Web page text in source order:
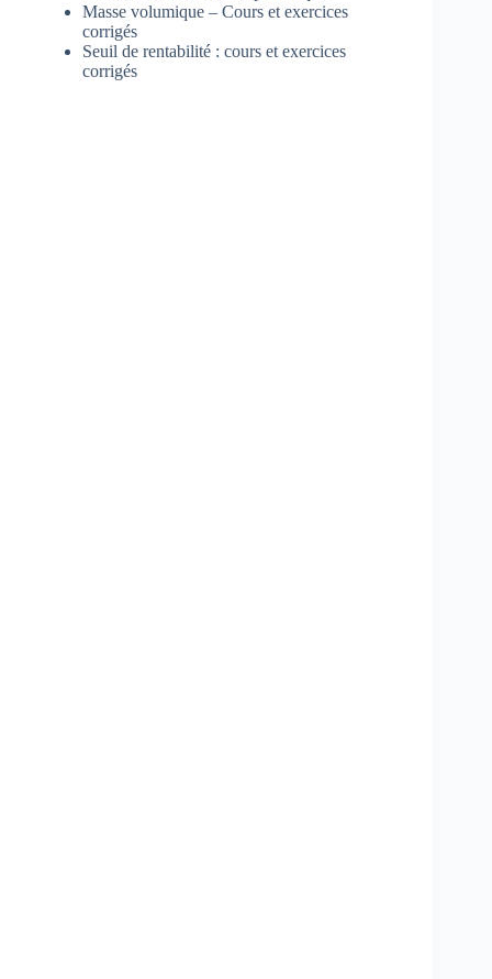
Masse volumique – Cours et exercices
corrigés
Seuil de rentabilité : cours et exercices
corrigés